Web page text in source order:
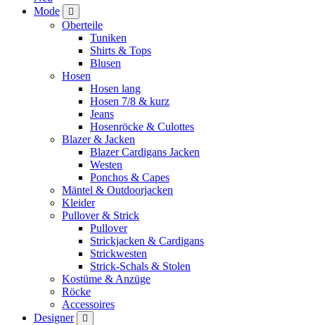
Mode
Oberteile
Tuniken
Shirts & Tops
Blusen
Hosen
Hosen lang
Hosen 7/8 & kurz
Jeans
Hosenröcke & Culottes
Blazer & Jacken
Blazer Cardigans Jacken
Westen
Ponchos & Capes
Mäntel & Outdoorjacken
Kleider
Pullover & Strick
Pullover
Strickjacken & Cardigans
Strickwesten
Strick-Schals & Stolen
Kostüme & Anzüge
Röcke
Accessoires
Designer